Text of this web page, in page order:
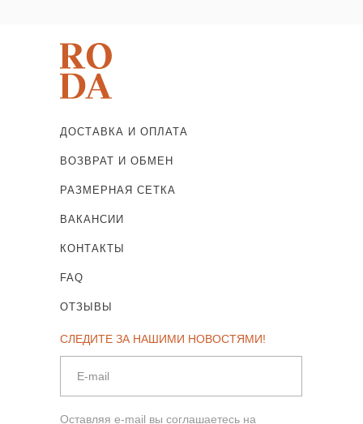
РАЗМЕРНАЯ СЕТКА
ДОСТАВКА И ОПЛАТА
КОНТАКТЫ
FAQ
ОТЗЫВЫ
СЛЕДИТЕ ЗА НАШИМИ НОВОСТЯМИ!
Оставляя e-mail вы соглашаетесь на
ВОЗВРАТ И ОБМЕН
ВАКАНСИИ